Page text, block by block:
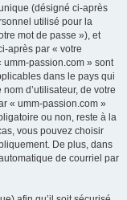
(désigné ci-après
utilisé pour la
mot de passe »), et
après par « votre
umm-passion.com » sont
dans le pays qui
d’utilisateur, de votre
« umm-passion.com »
ou non, reste à la
vous pouvez choisir
De plus, dans
de courriel par